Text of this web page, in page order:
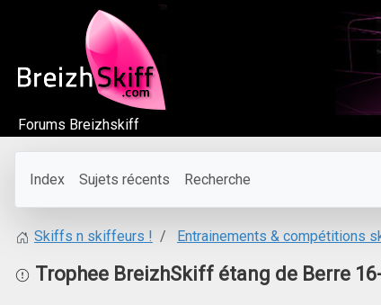
Forums Breizhskiff
Index Sujets récents Recherche
Skiffs n skiffeurs ! Entrainements & compétitions
Trophee BreizhSkiff étang de Berre